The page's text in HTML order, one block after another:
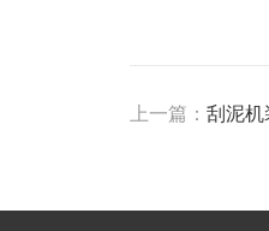
上一篇：刮泥机